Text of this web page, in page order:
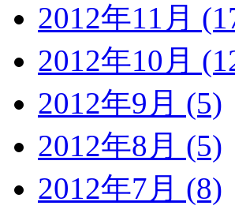
2012年11月
2012年10月
2012年9月 (5)
2012年8月 (5)
2012年7月 (8)